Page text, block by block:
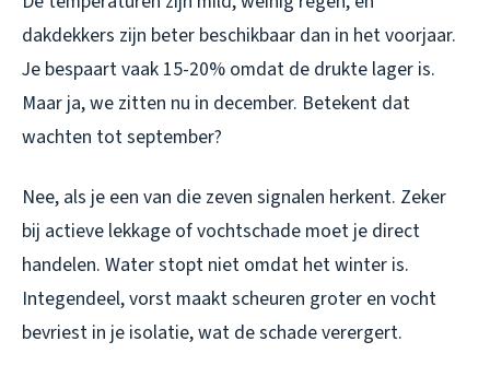
dakdekkers zijn beter beschikbaar dan in het voorjaar.
Je bespaart vaak 15-20% omdat de drukte lager is.
Maar ja, we zitten nu in december. Betekent dat
wachten tot september?
Nee, als je een van die zeven signalen herkent. Zeker
bij actieve lekkage of vochtschade moet je direct
handelen. Water stopt niet omdat het winter is.
Integendeel, vorst maakt scheuren groter en vocht
bevriest in je isolatie, wat de schade verergert.